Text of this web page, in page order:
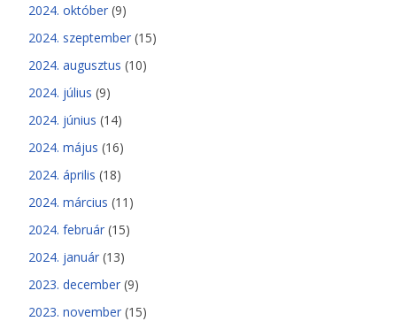
2024. október (9)
2024. szeptember (15)
2024. augusztus (10)
2024. július (9)
2024. június (14)
2024. május (16)
2024. április (18)
2024. március (11)
2024. február (15)
2024. január (13)
2023. december (9)
2023. november (15)